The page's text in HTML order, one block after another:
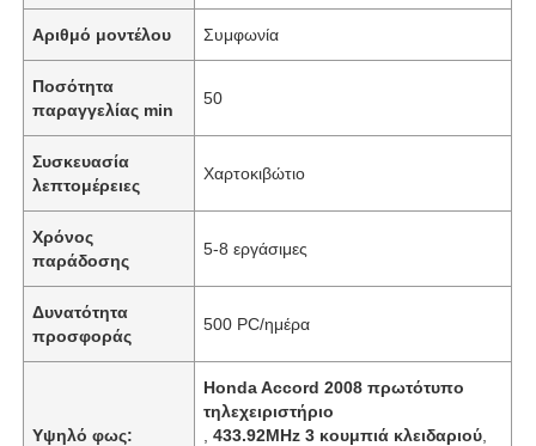
Αριθμό μοντέλου Συμφωνία
Ποσότητα
παραγγελίας min
50
Συσκευασία
λεπτομέρειες
Χαρτοκιβώτιο
Χρόνος
παράδοσης
5-8 εργάσιμες
Δυνατότητα
προσφοράς
500 PC/ημέρα
Υψηλό φως:
Honda Accord 2008 πρωτότυπο
τηλεχειριστήριο
,433.92MHz 3 κουμπιά κλειδαριού